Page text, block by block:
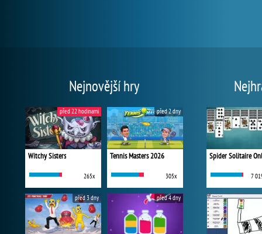
Nejnovější hry
Witchy Sisters
265x
před 22 hodinami
Tennis Masters 2026
305x
před 2 dny
před 3 dny před 4 dny
Spider Solitaire
7